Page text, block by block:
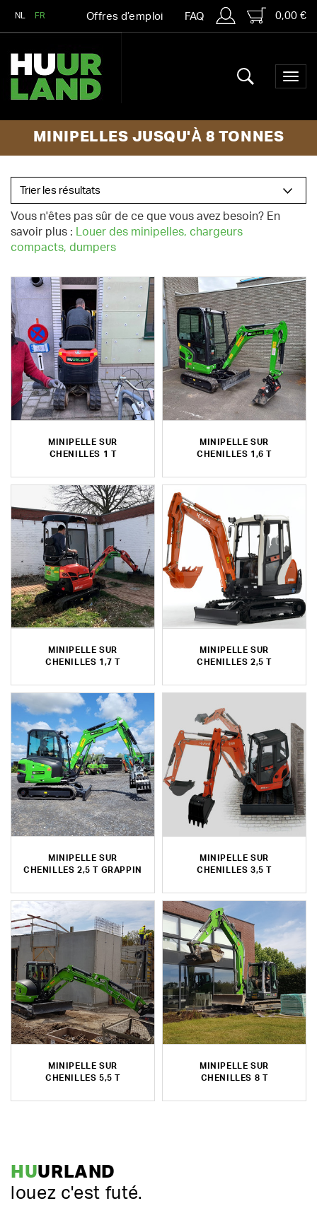
NL FR Offres d’emploi FAQ 0,00 €
MINIPELLES JUSQU'À 8 TONNES
Vous n'êtes pas sûr de ce que vous avez besoin? En
savoir plus :
Louer des minipelles, chargeurs
compacts, dumpers
MINIPELLE SUR
CHENILLES 1 T
MINIPELLE SUR
CHENILLES 1,6 T
MINIPELLE SUR
CHENILLES 1,7 T
MINIPELLE SUR
CHENILLES 2,5 T
MINIPELLE SUR
CHENILLES 2,5 T GRAPPIN
MINIPELLE SUR
CHENILLES 3,5 T
MINIPELLE SUR
CHENILLES 5,5 T
MINIPELLE SUR
CHENILLES 8 T
HUURLAND
louez c'est futé.